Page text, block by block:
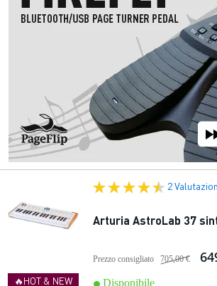
🔥HOT & NEW
2
Arturia AstroLab 37
Prezzo consigliato 705,00 €
Disponibile